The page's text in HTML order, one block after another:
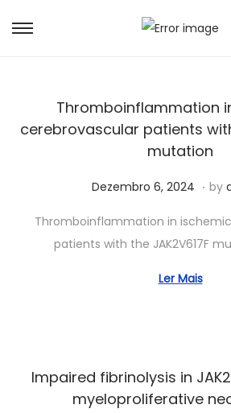
Thromboinflammation
cerebrovascular patients
mutation
Posted on
Dezembro 6, 2024 J
n
h
o
. by
Thromboinflammation in
patients with the JAK2V617F
Ler Mais
Impaired fibrinolysis in
myeloproliferative